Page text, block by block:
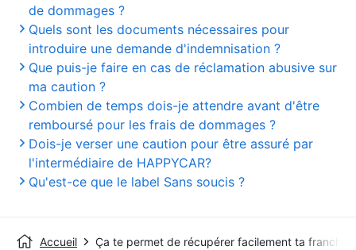
de dommages ?
Quels sont les documents nécessaires pour
introduire une demande d'indemnisation ?
Que puis-je faire en cas de réclamation abusive sur
ma caution ?
Combien de temps dois-je attendre avant d'être
remboursé pour les frais de dommages ?
Dois-je verser une caution pour être assuré par
l'intermédiaire de HAPPYCAR?
Qu'est-ce que le label Sans soucis ?
Accueil Ça te permet de récupérer facilement ta